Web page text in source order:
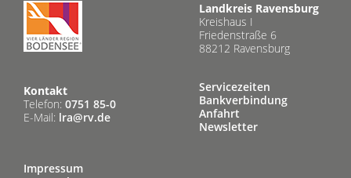
Landkreis Ravensburg
Kreishaus I
Friedenstraße 6
88212 Ravensburg
Kontakt
Telefon: 0751 85-0
E-Mail: lra@rv.de
Servicezeiten
Bankverbindung
Anfahrt
Newsletter
Impressum